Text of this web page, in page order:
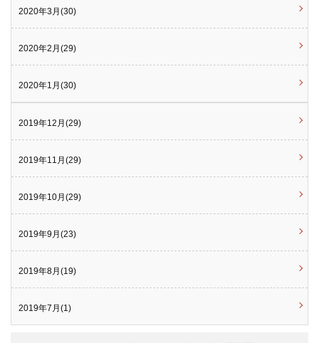
2020年3月(30)
2020年2月(29)
2020年1月(30)
2019年12月(29)
2019年11月(29)
2019年10月(29)
2019年9月(23)
2019年8月(19)
2019年7月(1)